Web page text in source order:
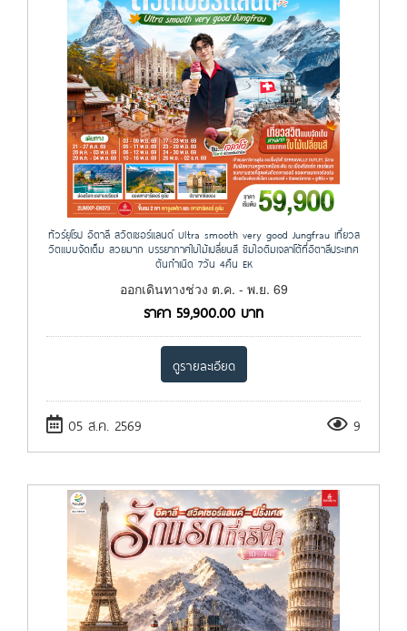
ทัวร์ยุโรป อิตาลี สวิตเซอร์แลนด์ Ultra smooth very good Jungfrau เที่ยวส
วิตแบบจัดเต็ม สวยมาก บรรยากาศใบไม้เปลี่ยนสี ชิมไอติมเจลาโต้ที่อิตาลีประเทศ
ต้นกำเนิด 7วัน 4คืน EK
ออกเดินทางช่วง ต.ค. - พ.ย. 69
ราคา 59,900.00 บาท
ดูรายละเอียด
05 ส.ค. 2569 9